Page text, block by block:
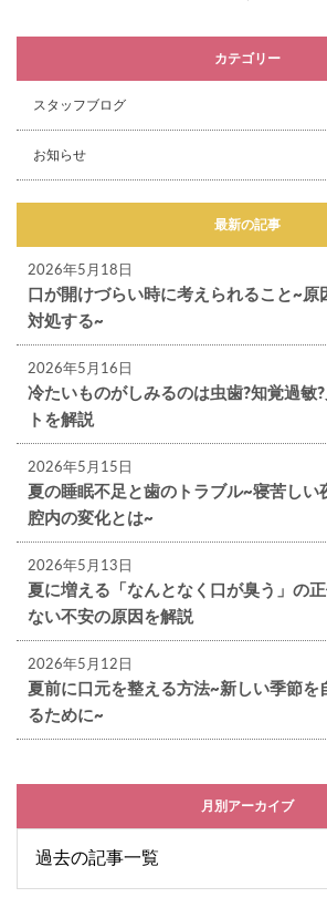
カテゴリー
スタッフブログ
お知らせ
最新の記事
2026年5月18日
口が開けづらい時に考えられること~原
対処する~
2026年5月16日
冷たいものがしみるのは虫歯?知覚過敏
トを解説
2026年5月15日
夏の睡眠不足と歯のトラブル~寝苦しい
腔内の変化とは~
2026年5月13日
夏に増える「なんとなく口が臭う」の
ない不安の原因を解説
2026年5月12日
夏前に口元を整える方法~新しい季節を
るために~
月別アーカイブ